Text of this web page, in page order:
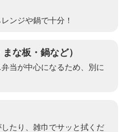
ンジや鍋で十分！
な板・鍋など）
当が中心になるため、別に
たり、雑巾でサッと拭くだ